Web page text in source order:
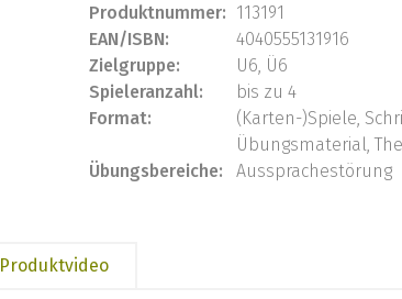
Produktnummer: 113191
EAN/ISBN:
4040555131916
Zielgruppe:
U6, Ü6
Spieleranzahl:
bis zu 4
Format:
(Karten-)Spiele,
Übungsmaterial,
Übungsbereiche:
Aussprachestörung
Produktvideo